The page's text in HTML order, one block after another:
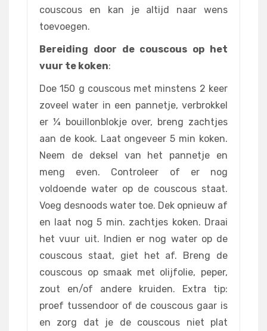
couscous en kan je altijd naar wens
toevoegen.
Bereiding door de couscous op het
vuur te koken:
Doe 150 g couscous met minstens 2 keer
zoveel water in een pannetje, verbrokkel
er ¼ bouillonblokje over, breng zachtjes
aan de kook. Laat ongeveer 5 min koken.
Neem de deksel van het pannetje en
meng even. Controleer of er nog
voldoende water op de couscous staat.
Voeg desnoods water toe. Dek opnieuw af
en laat nog 5 min. zachtjes koken. Draai
het vuur uit. Indien er nog water op de
couscous staat, giet het af. Breng de
couscous op smaak met olijfolie, peper,
zout en/of andere kruiden. Extra tip:
proef tussendoor of de couscous gaar is
en zorg dat je de couscous niet plat